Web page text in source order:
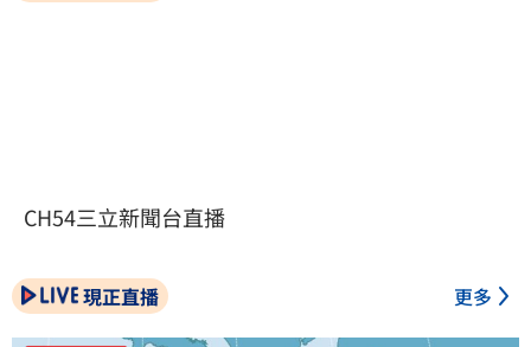
CH54三立新聞台直播
現正直播 更多